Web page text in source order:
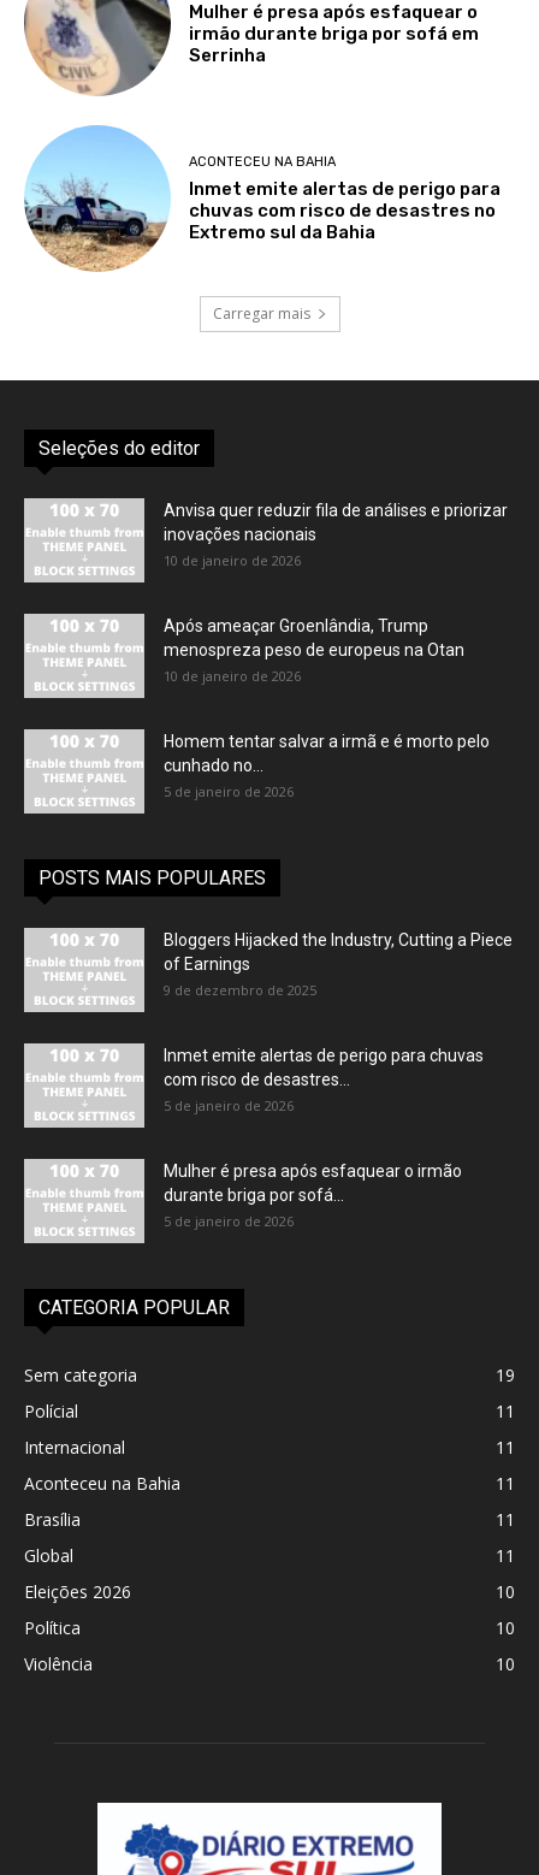
Mulher é presa após esfaquear o
irmão durante briga por sofá em
Serrinha
ACONTECEU NA BAHIA
Inmet emite alertas de perigo para
chuvas com risco de desastres no
Extremo sul da Bahia
Carregar mais
Seleções do editor
Anvisa quer reduzir fila de análises e priorizar
inovações nacionais
10 de janeiro de 2026
Após ameaçar Groenlândia, Trump
menospreza peso de europeus na Otan
10 de janeiro de 2026
Homem tentar salvar a irmã e é morto pelo
cunhado no...
5 de janeiro de 2026
POSTS MAIS POPULARES
Bloggers Hijacked the Industry, Cutting a Piece
of Earnings
9 de dezembro de 2025
Inmet emite alertas de perigo para chuvas
com risco de desastres...
5 de janeiro de 2026
Mulher é presa após esfaquear o irmão
durante briga por sofá...
5 de janeiro de 2026
CATEGORIA POPULAR
Sem categoria
19
Polícial
11
Internacional
11
Aconteceu na Bahia
11
Brasília
11
Global
11
Eleições 2026
10
Política
10
Violência
10